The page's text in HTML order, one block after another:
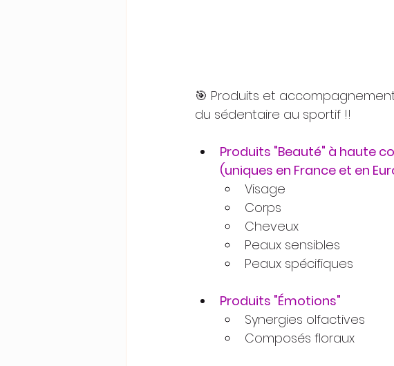
🎯 Produits et
du sédentaire au sportif !!
Produits "Beauté" à haute
(uniques en France et en
Visage
Corps
Cheveux
Peaux sensibles
Peaux spécifiques
Produits "Émotions"
Synergies olfactives
Composés floraux